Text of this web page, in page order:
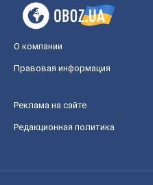
О компании
Правовая информация
Реклама на сайте
Редакционная политика